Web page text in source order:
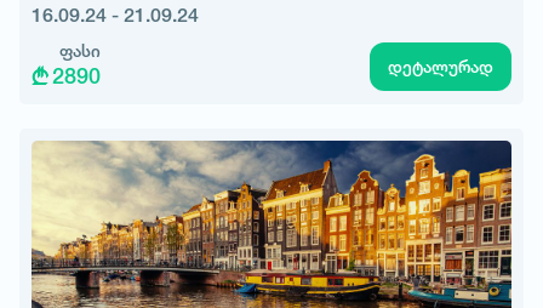
16.09.24 - 21.09.24
ფასი
2890 დეტალურად